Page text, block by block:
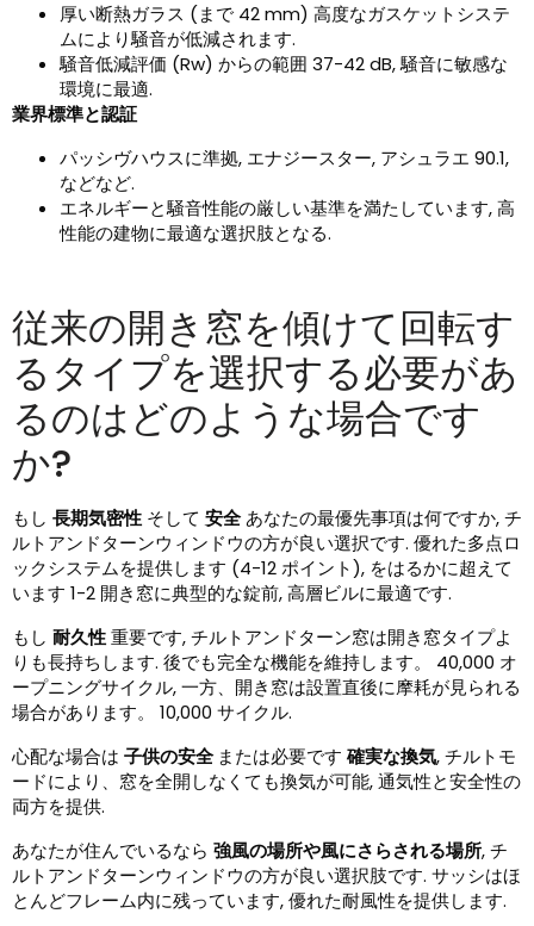
厚い断熱ガラス (まで 42 mm) 高度なガスケットシステ
ムにより騒音が低減されます.
騒音低減評価 (Rw) からの範囲 37-42 dB, 騒音に敏感な
環境に最適.
業界標準と認証
パッシヴハウスに準拠, エナジースター, アシュラエ 90.1,
などなど.
エネルギーと騒音性能の厳しい基準を満たしています, 高
性能の建物に最適な選択肢となる.
従来の開き窓を傾けて回転す
るタイプを選択する必要があ
るのはどのような場合です
か?
もし 長期気密性 そして 安全あなたの最優先事項は何ですか, チ
ルトアンドターンウィンドウの方が良い選択です. 優れた多点ロ
ックシステムを提供します (4-12 ポイント), をはるかに超えて
います 1-2 開き窓に典型的な錠前, 高層ビルに最適です.
もし 耐久性重要です, チルトアンドターン窓は開き窓タイプよ
りも長持ちします. 後でも完全な機能を維持します。 40,000 オ
ープニングサイクル, 一方、開き窓は設置直後に摩耗が見られる
場合があります。 10,000 サイクル.
心配な場合は 子供の安全 または必要です 確実な換気, チルトモ
ードにより、窓を全開しなくても換気が可能, 通気性と安全性の
両方を提供.
あなたが住んでいるなら 強風の場所や風にさらされる場所, チ
ルトアンドターンウィンドウの方が良い選択肢です. サッシはほ
とんどフレーム内に残っています, 優れた耐風性を提供します.